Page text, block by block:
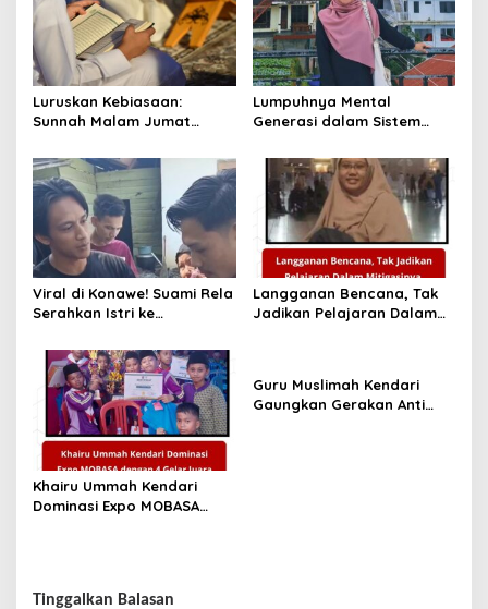
Luruskan Kebiasaan:
Sunnah Malam Jumat
Bukan Yasin
Lumpuhnya Mental
Generasi dalam Sistem
Viral di Konawe! Suami Rela
Serahkan Istri ke
Pandangan Hukum Islam
Langganan Bencana, Tak
Jadikan Pelajaran Dalam
Khairu Ummah Kendari
Dominasi Expo MOBASA
Guru Muslimah Kendari
Gaungkan Gerakan Anti
Tinggalkan Balasan